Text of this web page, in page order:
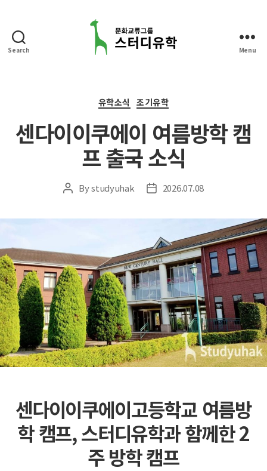
Search
유
학
Menu
Categories
유학소식 조기유학
센다이이쿠에이 여름방학 캠
프 출국 소식
PostBystudyuhak
Post2026.07.08
센다이이쿠에이고등학교 여름방
학 캠프, 스터디유학과 함께한 2
주 방학 캠프